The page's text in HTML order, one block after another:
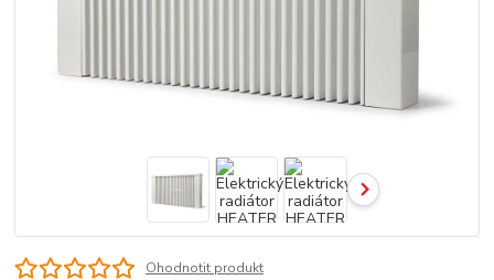
Ohodnotit produkt